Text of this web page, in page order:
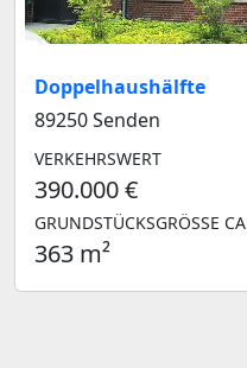
Doppelhaushälfte
89250 Senden
VERKEHRSWERT
390.000 €
GRUNDSTÜCKSGRÖSSE CA.
363 m²